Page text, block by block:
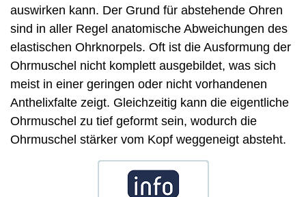
auswirken kann. Der Grund für abstehende Ohren
sind in aller Regel anatomische Abweichungen des
elastischen Ohrknorpels. Oft ist die Ausformung der
Ohrmuschel nicht komplett ausgebildet, was sich
meist in einer geringen oder nicht vorhandenen
Anthelixfalte zeigt. Gleichzeitig kann die eigentliche
Ohrmuschel zu tief geformt sein, wodurch die
Ohrmuschel stärker vom Kopf weggeneigt absteht.